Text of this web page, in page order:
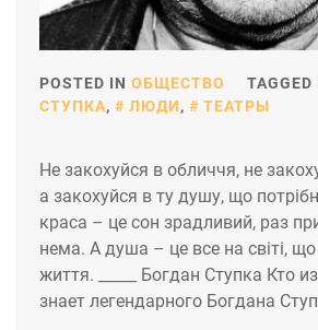
POSTED IN ОБЩЕСТВО TAGGED
СТУПКА, ЛЮДИ, ТЕАТРЫ
Не закохуйся в обличчя, не
а закохуйся в ту душу, що
краса – це сон зрадливий, раз
нема. А душа – це все на світі,
життя. _____ Богдан Ступка Кто
знает легендарного Богдана